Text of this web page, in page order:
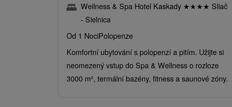
Wellness & Spa Hotel Kaskady ★★★★ Sliač
- Sielnica
Od 1 NociPolopenze
Komfortní ubytování s polopenzí a pitím. Užijte si
neomezený vstup do Spa & Wellness o rozloze
3000 m², termální bazény, fitness a saunové zóny.